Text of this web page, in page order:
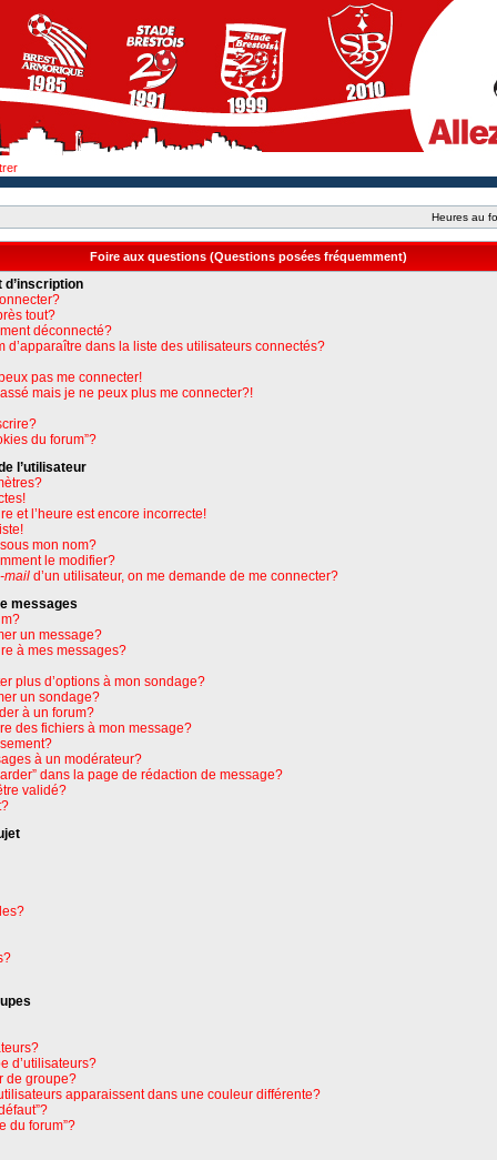
Heures au
Foire aux questions (Questions posées fréquemment)
d’inscription
tout?
déconnecté?
d’apparaître dans la liste des utilisateurs connectés?
pas me connecter!
mais je ne peux plus me connecter?!
du forum”?
l’utilisateur
et l’heure est encore incorrecte!
mon nom?
le modifier?
mail d’un utilisateur, on me demande de me connecter?
messages
un message?
à mes messages?
plus d’options à mon sondage?
un sondage?
à un forum?
des fichiers à mon message?
à un modérateur?
dans la page de rédaction de message?
validé?
d’utilisateurs?
de groupe?
apparaissent dans une couleur différente?
du forum”?